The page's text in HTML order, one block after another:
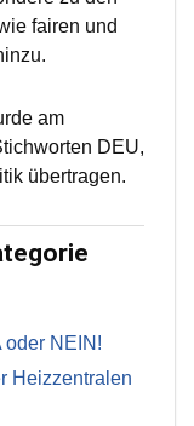
fairen und
am
DEU,
übertragen.
oder NEIN!
Heizzentralen